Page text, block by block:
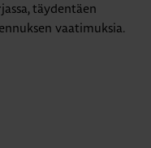
täydentäen
vaatimuksia.